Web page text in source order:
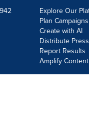
Explore Our
Plan Campaigns
Create with AI
Distribute
Report Results
Amplify Content